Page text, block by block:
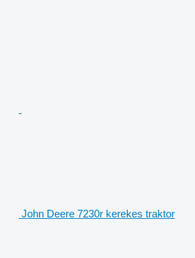
John Deere 7230r kerekes traktor